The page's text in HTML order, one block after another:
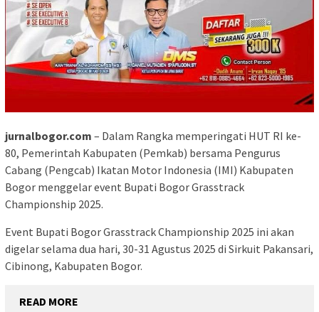
jurnalbogor.com – Dalam Rangka memperingati HUT RI ke-
80, Pemerintah Kabupaten (Pemkab) bersama Pengurus
Cabang (Pengcab) Ikatan Motor Indonesia (IMI) Kabupaten
Bogor menggelar event Bupati Bogor Grasstrack
Championship 2025.
Event Bupati Bogor Grasstrack Championship 2025 ini akan
digelar selama dua hari, 30-31 Agustus 2025 di Sirkuit Pakansari,
Cibinong, Kabupaten Bogor.
READ MORE